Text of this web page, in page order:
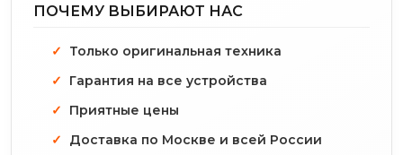
ПОЧЕМУ ВЫБИРАЮТ НАС
Только оригинальная техника
Гарантия на все устройства
Приятные цены
Доставка по Москве и всей России